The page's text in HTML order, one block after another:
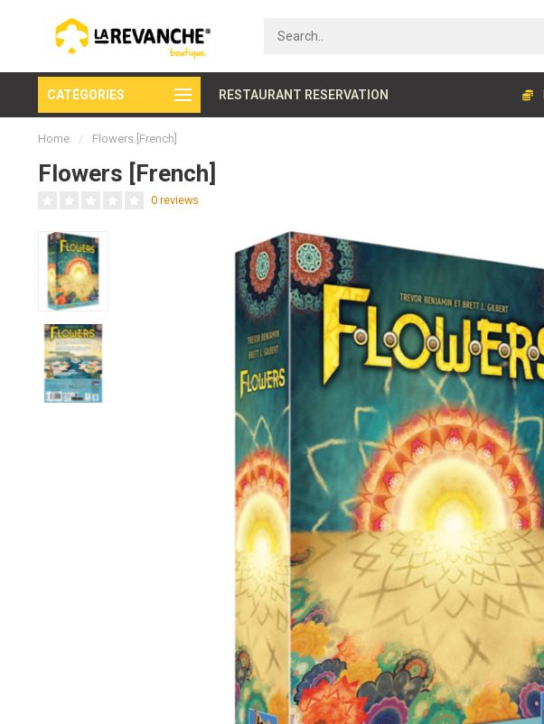
CATÉGORIES RESTAURANT RESERVATION
Secure payment
Home / Flowers [French]
Flowers [French]
0 reviews